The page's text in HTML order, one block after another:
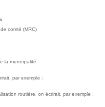
comté (MRC)
la municipalité
par exemple :
routière, on écrirait, par exemple :